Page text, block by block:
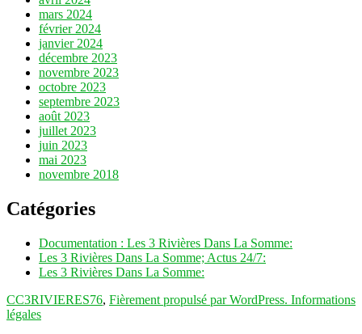
mars 2024
février 2024
janvier 2024
décembre 2023
novembre 2023
octobre 2023
septembre 2023
août 2023
juillet 2023
juin 2023
mai 2023
novembre 2018
Catégories
Documentation : Les 3 Rivières Dans La Somme:
Les 3 Rivières Dans La Somme; Actus 24/7:
Les 3 Rivières Dans La Somme:
CC3RIVIERES76, Fièrement propulsé par WordPress. Informations
légales